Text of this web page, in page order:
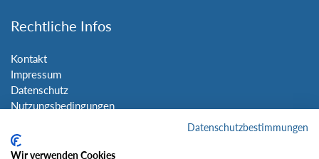
Rechtliche Infos
Kontakt
Impressum
Datenschutz
Nutzungsbedingungen
Datenschutzbestimmungen
Wir verwenden Cookies